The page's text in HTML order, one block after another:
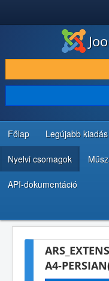
LETÖLTÉS ÉS
FEDEZZE FEL ÉS TANULJA
KÖZÖSSÉG ÉS TÁMOGATÁS
FEJLESZTŐI ERŐFORRÁSOK
Főlap Legújabb kiadás
Nyelvi csomagok
API-dokumentáció
A4-